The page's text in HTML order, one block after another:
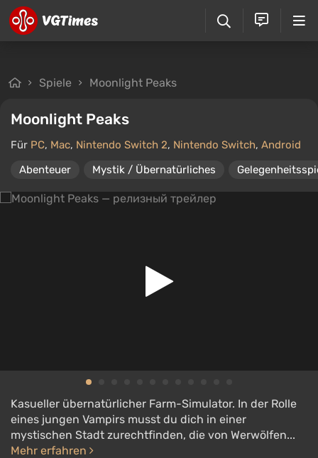
Spiele Moonlight Peaks
Moonlight Peaks
Für PC, Mac, Nintendo Switch 2, Nintendo Switch, Android
Abenteuer
Mystik / Übernatürliches
Kasueller übernatürlicher Farm-Simulator. In der Rolle
eines jungen Vampirs musst du dich in einer
mystischen Stadt zurechtfinden, die von Werwölfen...
Mehr erfahren